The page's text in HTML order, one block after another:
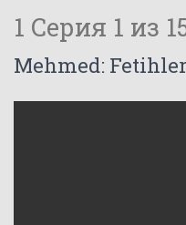
1 Серия 1 из
Mehmed: